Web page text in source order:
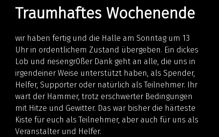
Traumhaftes Wochenende
wir haben fertig und die Halle am Sonntag um 13
Uhr in ordentlichem Zustand übergeben. Ein dickes
Lob und riesengr0ßer Dank geht an alle, die uns in
irgendeiner Weise unterstützt haben, als Spender,
Helfer, Supporter oder natürlich als Teilnehmer. Ihr
wart der Hammer, trotz erschwerter Bedingungen
mit Hitze und Gewitter. Das war bisher die härteste
Kiste für euch als Teilnehmer, aber auch für uns als
Veranstalter und Helfer.